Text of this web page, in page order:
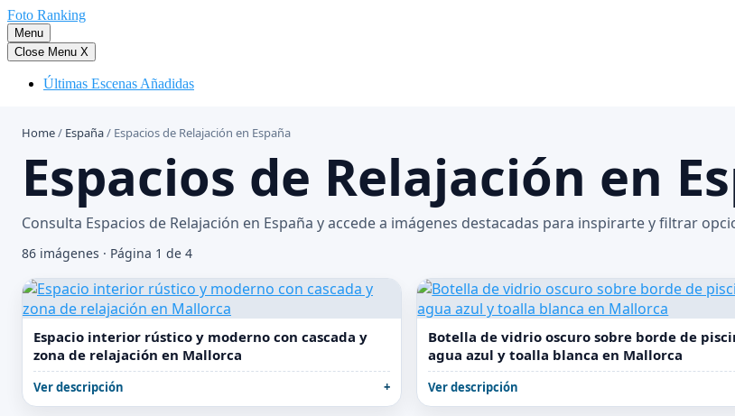
Saltar
al
contenido
Foto Ranking
Menu
Close Menu X
Últimas Escenas Añadidas
Home/ España/ Espacios de Relajación en España
Espacios de Relajación en
Consulta Espacios de Relajación en España y accede a imágenes destacadas para inspirarte y filtrar
86 imágenes · Página 1 de 4
Espacio interior rústico y moderno con cascada y
zona de relajación en Mallorca
Ver descripción
Botella de vidrio oscuro sobre borde de
agua azul y toalla blanca en Mallorca
Ver descripción